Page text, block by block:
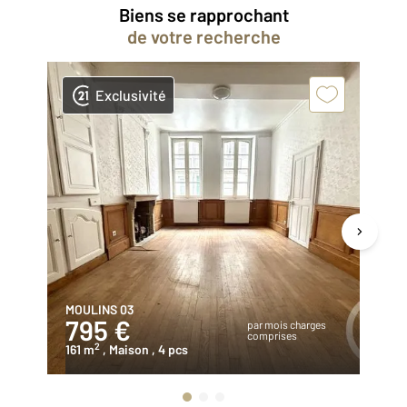
Biens se rapprochant
de votre recherche
Exclusivité
MOULINS 03
795 €
par mois charges
comprises
161 m2 , Maison , 4 pcs